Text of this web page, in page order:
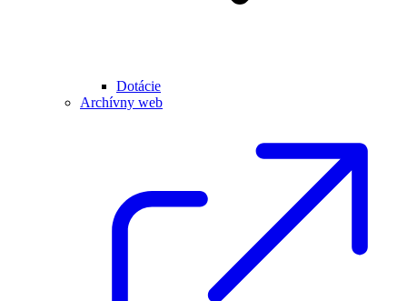
Dotácie
Archívny web